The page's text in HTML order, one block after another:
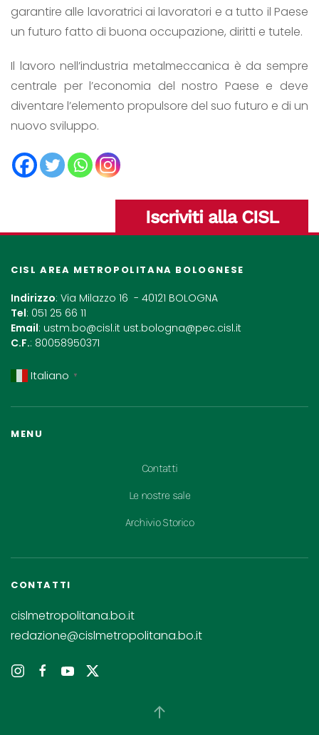
garantire alle lavoratrici ai lavoratori e a tutto il Paese
un futuro fatto di buona occupazione, diritti e tutele.
Il lavoro nell’industria metalmeccanica è da sempre
centrale per l’economia del nostro Paese e deve
diventare l’elemento propulsore del suo futuro e di un
nuovo sviluppo.
Iscriviti alla CISL
CISL AREA METROPOLITANA BOLOGNESE
Indirizzo: Via Milazzo 16 - 40121 BOLOGNA
Tel: 051 25 66 11
Email: ustm.bo@cisl.it ust.bologna@pec.cisl.it
C.F.: 80058950371
Italiano ▼
MENU
Contatti
Le nostre sale
Archivio Storico
CONTATTI
cislmetropolitana.bo.it
redazione@cislmetropolitana.bo.it